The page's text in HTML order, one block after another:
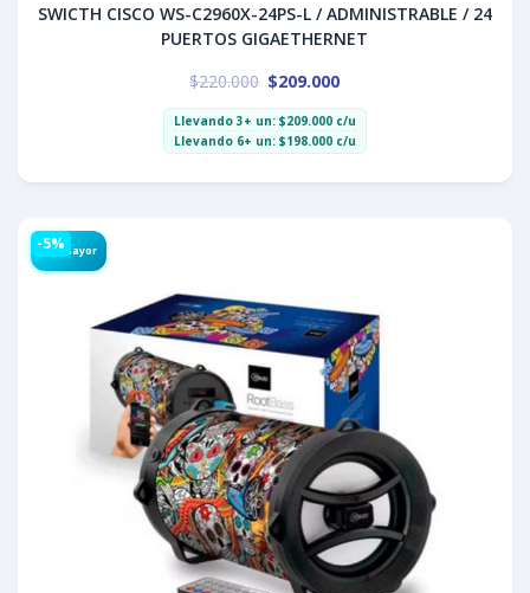
SWICTH CISCO WS-C2960X-24PS-L / ADMINISTRABLE / 24
PUERTOS GIGAETHERNET
$220.000 $209.000
Llevando 3+ un: $209.000c/u
Llevando 6+ un: $198.000c/u
Por Mayor
-5%